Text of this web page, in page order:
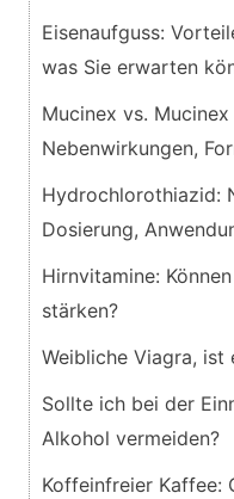
Eisenaufguss:
was Sie erwarten
Mucinex vs.
Nebenwirkungen,
Hydrochlorothiazid:
Dosierung,
Hirnvitamine:
stärken?
Weibliche Viagra, ist
Sollte ich bei der
Alkohol vermeiden?
Koffeinfreier Kaffee: